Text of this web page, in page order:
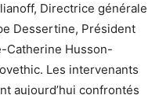
Directrice générale
Dessertine, Président
Catherine Husson-
Les intervenants
aujourd’hui confrontés